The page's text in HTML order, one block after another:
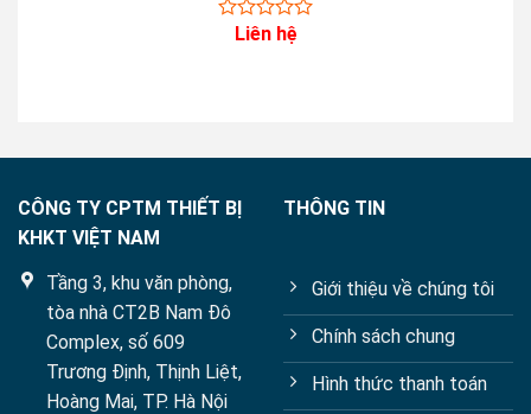
Liên hệ
CÔNG TY CPTM THIẾT BỊ
KHKT VIỆT NAM
Tầng 3, khu văn phòng,
tòa nhà CT2B Nam Đô
Complex, số 609
Trương Định, Thịnh Liệt,
Hoàng Mai, TP. Hà Nội
THÔNG TIN
Giới thiệu về chúng tôi
Chính sách chung
Hình thức thanh toán